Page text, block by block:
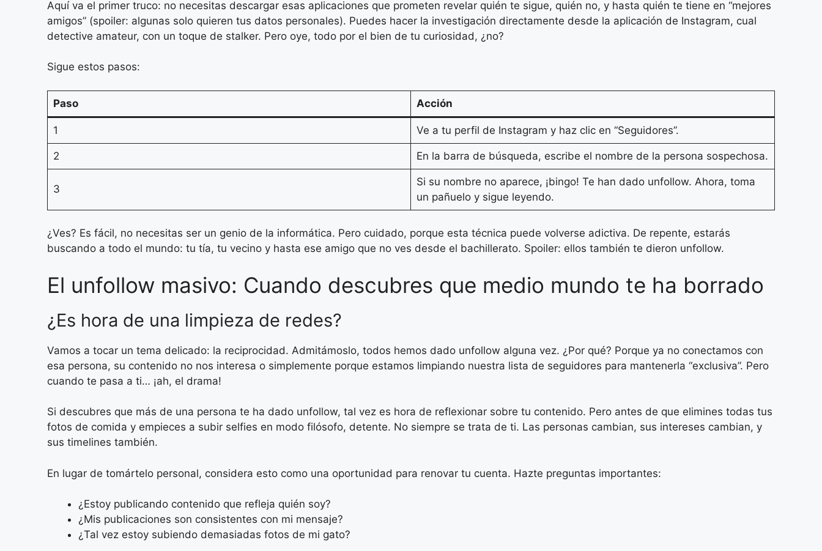
Aquí va el primer truco: no necesitas descargar esas aplicaciones que prometen revelar quién te sigue, quién no, y hasta quién te tiene en “mejores
amigos” (spoiler: algunas solo quieren tus datos personales). Puedes hacer la investigación directamente desde la aplicación de Instagram, cual
detective amateur, con un toque de stalker. Pero oye, todo por el bien de tu curiosidad, ¿no?
Sigue estos pasos:
Paso Acción
1 Ve a tu perfil de Instagram y haz clic en “Seguidores”.
2 En la barra de búsqueda, escribe el nombre de la persona sospechosa.
3
Si su nombre no aparece, ¡bingo! Te han dado unfollow. Ahora, toma
un pañuelo y sigue leyendo.
¿Ves? Es fácil, no necesitas ser un genio de la informática. Pero cuidado, porque esta técnica puede volverse adictiva. De repente, estarás
buscando a todo el mundo: tu tía, tu vecino y hasta ese amigo que no ves desde el bachillerato. Spoiler: ellos también te dieron unfollow.
El unfollow masivo: Cuando descubres que medio mundo te ha borrado
¿Es hora de una limpieza de redes?
Vamos a tocar un tema delicado: la reciprocidad. Admitámoslo, todos hemos dado unfollow alguna vez. ¿Por qué? Porque ya no conectamos con
esa persona, su contenido no nos interesa o simplemente porque estamos limpiando nuestra lista de seguidores para mantenerla “exclusiva”. Pero
cuando te pasa a ti… ¡ah, el drama!
Si descubres que más de una persona te ha dado unfollow, tal vez es hora de reflexionar sobre tu contenido. Pero antes de que elimines todas tus
fotos de comida y empieces a subir selfies en modo filósofo, detente. No siempre se trata de ti. Las personas cambian, sus intereses cambian, y
sus timelines también.
En lugar de tomártelo personal, considera esto como una oportunidad para renovar tu cuenta. Hazte preguntas importantes:
¿Estoy publicando contenido que refleja quién soy?
¿Mis publicaciones son consistentes con mi mensaje?
¿Tal vez estoy subiendo demasiadas fotos de mi gato?